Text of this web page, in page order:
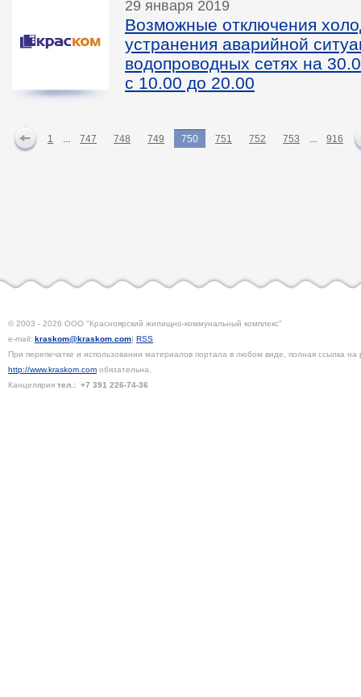
29 января 2019
Возможные отключения
устранения аварийной
водопроводных сетях на
с 10.00 до 20.00
1 ... 747 748 749 750 751 752 753 ... 916
© 2003 - 2026 ООО "Красноярский жилищно-коммунальный комплекс"
e-mail: kraskom@kraskom.com| RSS
При перепечатке и использовании материалов портала в любом виде, полная ссылка на
http://www.kraskom.com обязательна.
Канцелярия тел.: +7 391 226-74-36